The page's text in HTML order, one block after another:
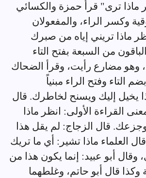
ماذا ترى" قرأ حمزة والكسائي
وكسر الراء، والمفعولان
ماذا تريني إياه من صبرك
من السبعة بفتح التاء
وهو مضارع رأيت، وقرأ الضحاك
التاء وفتح الراء مبنياً
يخيل إليك ويسنح لخاطرك. قال
القراءة الأولى: انظر ماذا
قال الزجاج: لم يقل هذا
قال العلماء ماذا تشير: أي ما تريك
أبو عبيد: إنما يكون هذا من
وكذا قال أبو حاتم، وغلطهما